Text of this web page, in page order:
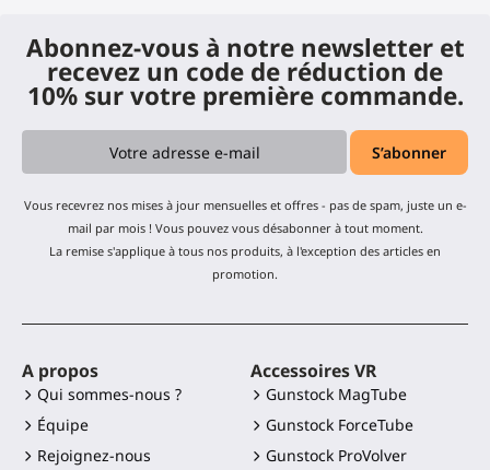
Abonnez-vous à notre newsletter et
recevez un code de réduction de
10% sur votre première commande.
Vous recevrez nos mises à jour mensuelles et offres - pas de spam, juste un e-
mail par mois ! Vous pouvez vous désabonner à tout moment.
La remise s'applique à tous nos produits, à l'exception des articles en
promotion.
A propos
Qui sommes-nous ?
Équipe
Rejoignez-nous
Accessoires VR
Gunstock MagTube
Gunstock ForceTube
Gunstock ProVolver